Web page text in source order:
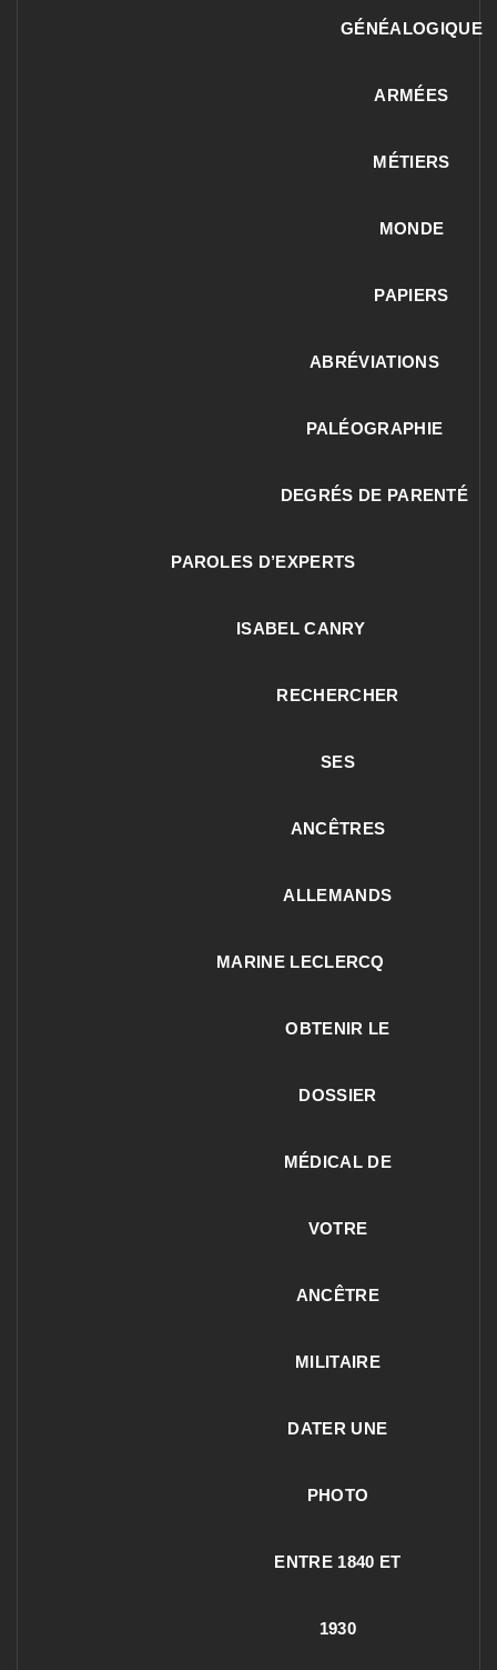
GÉNÉALOGIQUE
ARMÉES
MÉTIERS
MONDE
PAPIERS
ABRÉVIATIONS
PALÉOGRAPHIE
DEGRÉS DE PARENTÉ
PAROLES D’EXPERTS
ISABEL CANRY
RECHERCHER
SES
ANCÊTRES
ALLEMANDS
MARINE LECLERCQ
OBTENIR LE
DOSSIER
MÉDICAL DE
VOTRE
ANCÊTRE
MILITAIRE
DATER UNE
PHOTO
ENTRE 1840 ET
1930